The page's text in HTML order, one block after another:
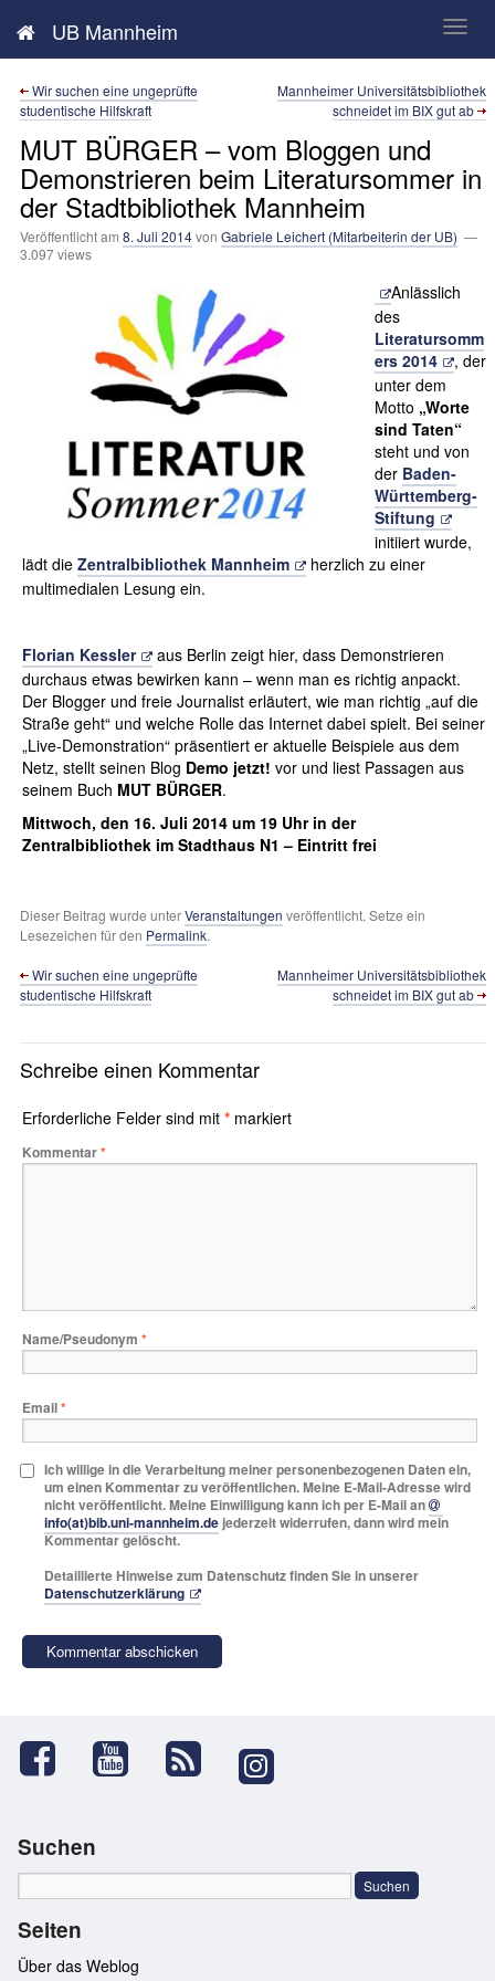
UB Mannheim
Neues aus der UB Mannheim
Wir suchen eine ungeprüfte
studentische Hilfskraft
Mannheimer Universitätsbibliothek
schneidet im BIX gut ab
MUT BÜRGER – vom Bloggen und
Demonstrieren beim Literatursommer in
der Stadtbibliothek Mannheim
Veröffentlicht am 8. Juli 2014von Gabriele Leichert (Mitarbeiterin der UB) —
3.097 views
Anlässlich
des
Literatursomm
ers 2014
, der
unter dem
Motto „Worte
sind Taten“
steht und von
der Baden-
Württemberg-
Stiftung
initiiert wurde,
lädt die Zentralbibliothek Mannheim
herzlich zu einer
multimedialen Lesung ein.
Florian Kessler
aus Berlin zeigt hier, dass Demonstrieren
durchaus etwas bewirken kann – wenn man es richtig anpackt.
Der Blogger und freie Journalist erläutert, wie man richtig „auf die
Straße geht“ und welche Rolle das Internet dabei spielt. Bei seiner
„Live-Demonstration“ präsentiert er aktuelle Beispiele aus dem
Netz, stellt seinen Blog Demo jetzt! vor und liest Passagen aus
seinem Buch MUT BÜRGER.
Mittwoch, den 16. Juli 2014 um 19 Uhr in der
Zentralbibliothek im Stadthaus N1 – Eintritt frei
Dieser Beitrag wurde unterVeranstaltungen veröffentlicht. Setze ein
Lesezeichen für den Permalink.
Wir suchen eine ungeprüfte
studentische Hilfskraft
Mannheimer Universitätsbibliothek
schneidet im BIX gut ab
Schreibe einen Kommentar
Erforderliche Felder sind mit * markiert
Kommentar*
Name/Pseudonym *
Email*
Ich willige in die Verarbeitung meiner personenbezogenen Daten ein,
um einen Kommentar zu veröffentlichen. Meine E-Mail-Adresse wird
nicht veröffentlicht. Meine Einwilligung kann ich per E-Mail an
info(at)bib.uni-mannheim.de jederzeit widerrufen, dann wird mein
Kommentar gelöscht.
Detaillierte Hinweise zum Datenschutz finden Sie in unserer
Datenschutzerklärung
Suchen
Seiten
Über das Weblog